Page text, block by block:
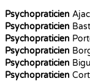
Psychopraticien
Psychopraticien
Psychopraticien
Psychopraticien
Psychopraticien
Psychopraticien